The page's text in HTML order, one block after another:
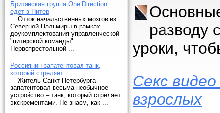
Британская группа One Direction
едет в Питер
Отток начальственных мозгов из
Северной Пальмиры в рамках
доукомплектования управленческой
"питерской команды"
Первопрестольной ...
Россиянин запатентовал танк,
который стреляет ...
Житель Санкт-Петербурга
запатентовал весьма необычное
устройство – танк, который стреляет
экскрементами. Не знаем, как ...
разводу
уроки,
Секс
взрослых